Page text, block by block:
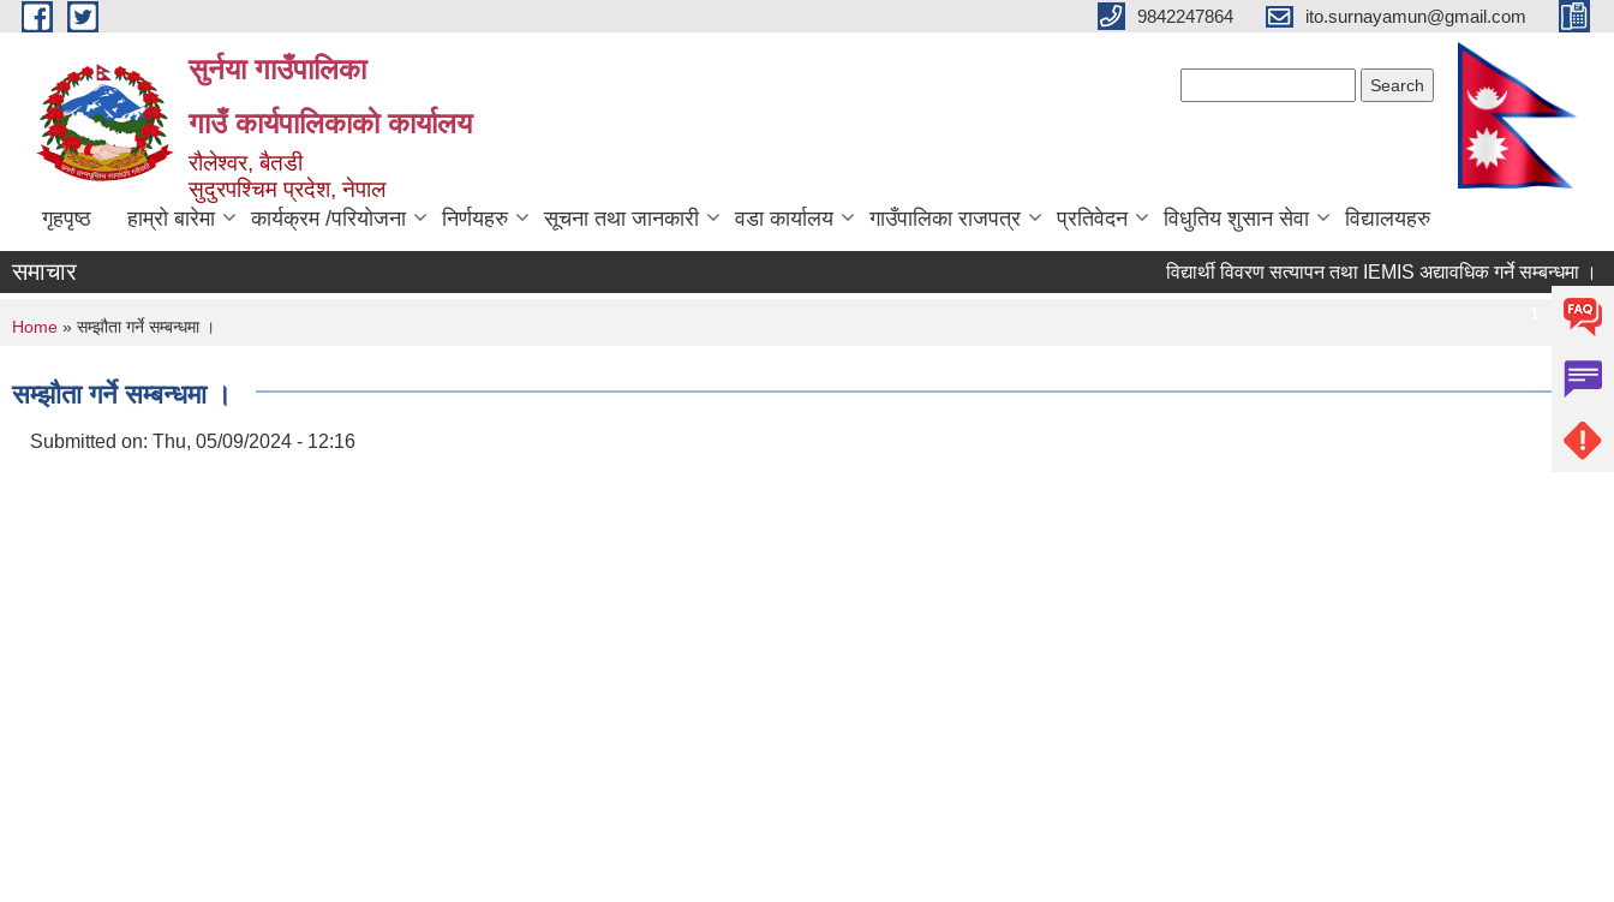
Skip to main content 9842247864 ito.surnayamun@gmail.com
सुर्नया गाउँपालिका
गाउँ कार्यपालिकाकाे कार्यालय
रौलेश्वर, बैतडी
सुदुरपश्चिम प्रदेश, नेपाल
गृहपृष्ठ हाम्रो बारेमा कार्यक्रम /परियोजना निर्णयहरु सूचना तथा जानकारी वडा कार्यालय गाउँपालिका राजपत्र प्रतिवेदन विधुतिय शुसान सेवा विद्यालयहरु
समाचार विद्यार्थी विवरण सत्यापन तथा IEMIS अद्यावधिक गर्ने सम्बन्धमा ।
2
You are here
Home » सम्झौता गर्ने सम्बन्धमा ।
सम्झौता गर्ने सम्बन्धमा ।
Submitted on: Thu, 05/09/2024 - 12:16